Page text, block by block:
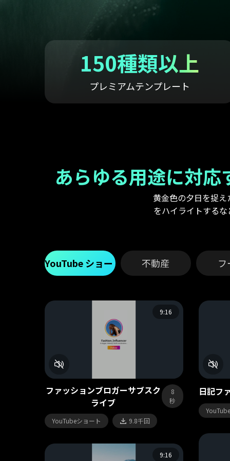
150種類以上
プレミアムテンプレート
あらゆる用途に対
黄金色の夕日を捉
をハイライトする
YouTube ショート動画 不動産 フ
9:16
ファッションブロガーサブスク
ライブ
8
秒
YouTubeショート 9.8千回
日記フ
9:16